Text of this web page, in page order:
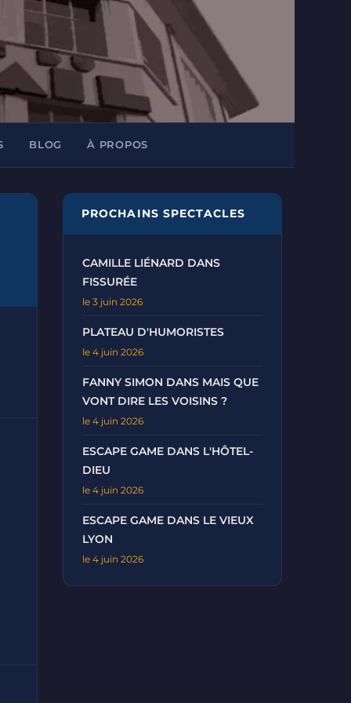
BLOG À PROPOS
PROCHAINS SPECTACLES
CAMILLE LIÉNARD DANS
FISSURÉE
le 3 juin 2026
PLATEAU D'HUMORISTES
le 4 juin 2026
FANNY SIMON DANS MAIS QUE
VONT DIRE LES VOISINS ?
le 4 juin 2026
ESCAPE GAME DANS L'HÔTEL-
DIEU
le 4 juin 2026
ESCAPE GAME DANS LE VIEUX
LYON
le 4 juin 2026